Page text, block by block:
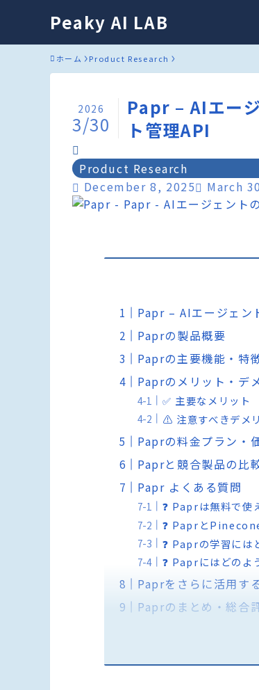
Peaky AI LAB
ホーム Product Research
Papr – AIエー
ト管理API
2026
3/30
Product Research
December 8, 2025
March
Papr – AIエージェン
Paprの製品概要
Paprの主要機能・特
Paprのメリット・デ
✅ 主要なメリット
⚠️ 注意すべきデメ
Paprの料金プラン・
Paprと競合製品の比
Papr よくある質問
❓ Paprは無料で使
❓ Paprと
❓ Paprの学習には
❓ Paprにはどのよ
Paprをさらに活用す
Paprのまとめ・総合